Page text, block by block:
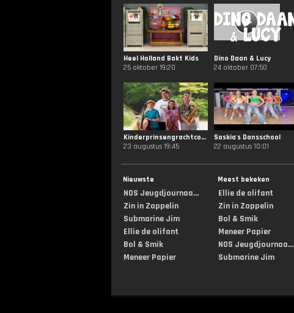
Heel Holland Bakt Kids
25 oktober 19:20
Dino Daan & Lucy
24 oktober 07:50
Kinderprinsengrachtconcert
23 augustus 19:45
Saskia's Dansschool
22 augustus 10:01
Nieuwste
NOS Jeugdjournaa...
Zin in Zappelin
Submarine Jim
Ellie de olifant
Bol & Smik
Meneer Papier
Meest bekeken
Ellie de olifant
Zin in Zappelin
Bol & Smik
Meneer Papier
NOS Jeugdjournaa...
Submarine Jim